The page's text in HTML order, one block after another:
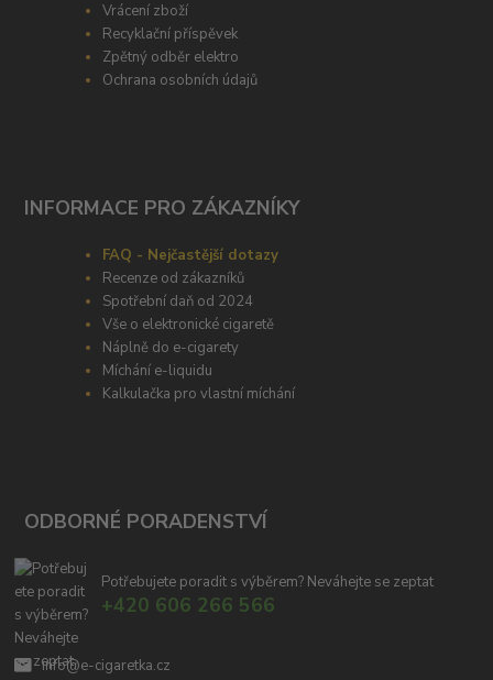
Vrácení zboží
Recyklační příspěvek
Zpětný odběr elektro
Ochrana osobních údajů
INFORMACE PRO ZÁKAZNÍKY
FAQ - Nejčastější dotazy
Recenze od zákazníků
Spotřební daň od 2024
Vše o elektronické cigaretě
Náplně do e-cigarety
Míchání e-liquidu
Kalkulačka pro vlastní míchání
ODBORNÉ PORADENSTVÍ
Potřebujete poradit s výběrem? Neváhejte se zeptat
+420 606 266 566
info@e-cigaretka.cz